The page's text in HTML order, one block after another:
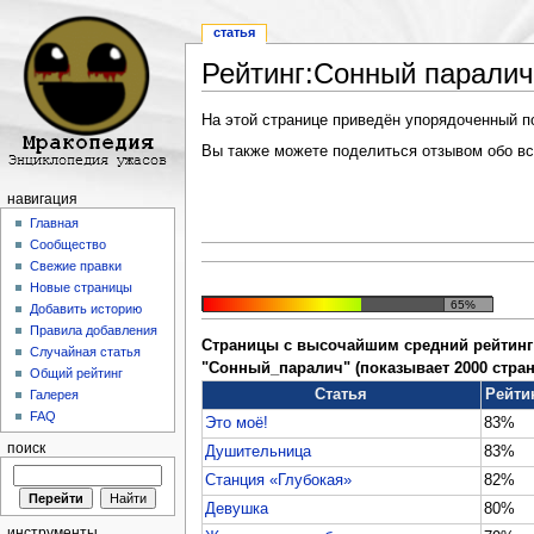
Рейтинг:Сонный паралич
На этой странице приведён упорядоченный
Вы также можете поделиться отзывом обо
65%
Страницы с высочайшим средний рейтинг
"Сонный_паралич" (показывает 2000
Статья
Это моё!
83%
Душительница
83%
Станция «Глубокая»
82%
Девушка
80%
статья
навигация
Главная
Сообщество
Свежие правки
Новые страницы
Добавить историю
Правила добавления
Случайная статья
Общий рейтинг
Галерея
FAQ
поиск